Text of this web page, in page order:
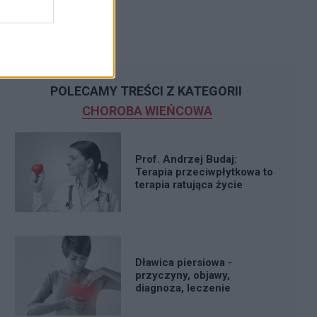
POLECAMY TREŚCI Z KATEGORII
CHOROBA WIEŃCOWA
Prof. Andrzej Budaj:
Terapia przeciwpłytkowa to
terapia ratująca życie
Dławica piersiowa -
przyczyny, objawy,
diagnoza, leczenie